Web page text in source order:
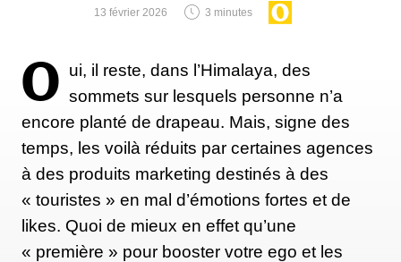
13 février 2026 3 minutes
O ui, il reste, dans l’Himalaya, des
sommets sur lesquels personne n’a
encore planté de drapeau. Mais, signe des
temps, les voilà réduits par certaines agences
à des produits marketing destinés à des
« touristes » en mal d’émotions fortes et de
likes. Quoi de mieux en effet qu’une
« première » pour booster votre ego et les